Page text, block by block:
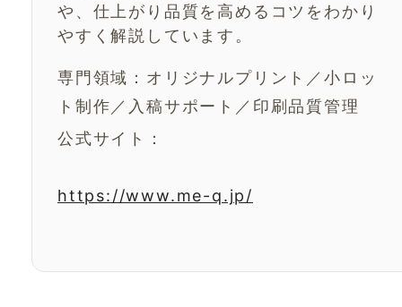
や、仕上がり品質を高めるコツをわかり
やすく解説しています。
専門領域：オリジナルプリント／小ロッ
ト制作／入稿サポート／印刷品質管理
公式サイト：
https://www.me-q.jp/